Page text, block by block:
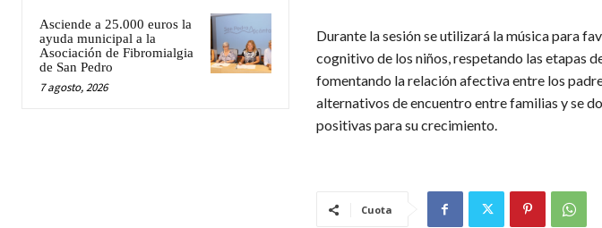
Asciende a 25.000 euros la
ayuda municipal a la
Asociación de Fibromialgia
de San Pedro
7 agosto, 2026
Durante la sesión se utilizará la música para
cognitivo de los niños, respetando las etapas
fomentando la relación afectiva entre los
alternativos de encuentro entre familias y se
positivas para su crecimiento.
Cuota